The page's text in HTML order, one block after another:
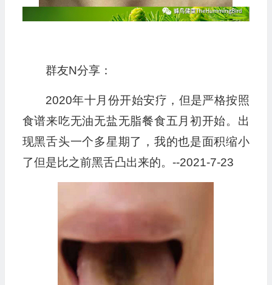
群友N分享：
2020年十月份开始安疗，但是严格按照
食谱来吃无油无盐无脂餐食五月初开始。出
现黑舌头一个多星期了，我的也是面积缩小
了但是比之前黑舌凸出来的。--2021-7-23